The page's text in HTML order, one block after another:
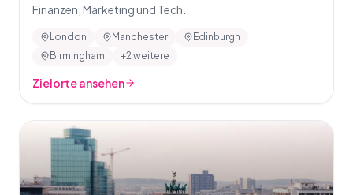
Finanzen, Marketing und Tech.
London Manchester
Edinburgh
Birmingham
+2 weitere
Zielorte ansehen